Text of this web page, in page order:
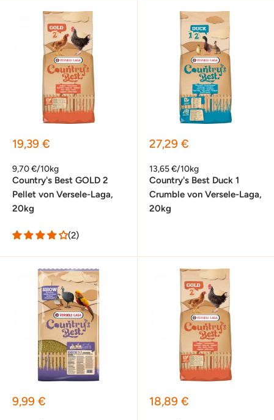
Sonderpreis
19,39 €
9,70 €/10kg
Country's Best GOLD 2
Pellet von Versele-Laga,
20kg
(2)
Sonderpreis
27,29 €
13,65 €/10kg
Country's Best Duck 1
Crumble von Versele-Laga,
20kg
Sonderpreis
9,99 € Sonderpreis
18,89 €